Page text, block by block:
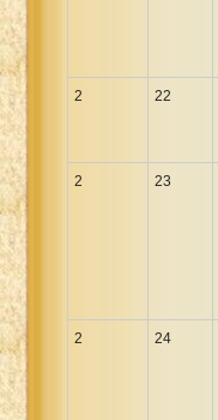
2 22
2 23
2 24